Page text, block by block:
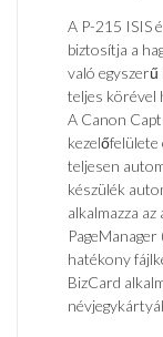
A P-215 ISIS
biztosítja a
való
teljes körével
A Canon
kezelőfelülete
teljesen
készülék
alkalmazza
hatékony
BizCard